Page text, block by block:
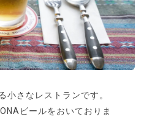
小さなレストランです。
ビールをおいておりま